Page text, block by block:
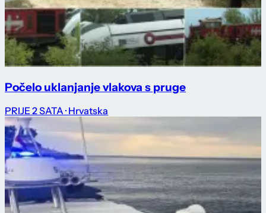
Počelo uklanjanje vlakova s pruge
PRIJE 2 SATA · Hrvatska